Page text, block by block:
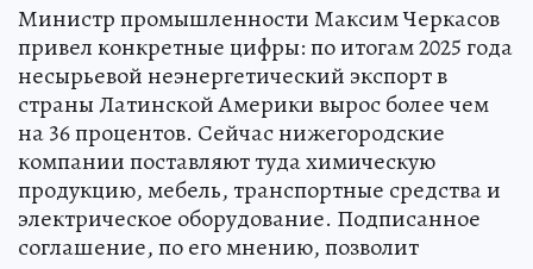
Министр промышленности Максим Черкасов
привел конкретные цифры: по итогам 2025 года
несырьевой неэнергетический экспорт в
страны Латинской Америки вырос более чем
на 36 процентов. Сейчас нижегородские
компании поставляют туда химическую
продукцию, мебель, транспортные средства и
электрическое оборудование. Подписанное
соглашение, по его мнению, позволит